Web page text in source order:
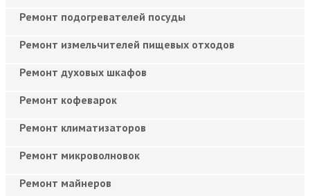
Ремонт подогревателей посуды
Ремонт измельчителей пищевых отходов
Ремонт духовых шкафов
Ремонт кофеварок
Ремонт климатизаторов
Ремонт микроволновок
Ремонт майнеров